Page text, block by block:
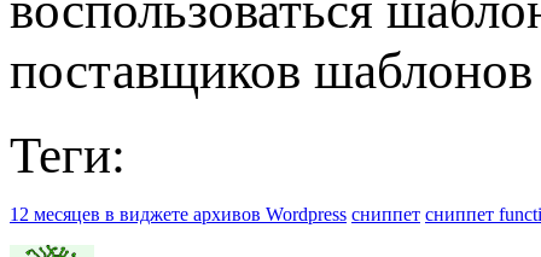
поставщиков шаблонов
Теги:
12 месяцев в виджете архивов Wordpress сниппет сниппет